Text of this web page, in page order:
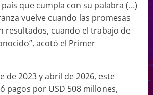
que cumpla con su palabra (…)
vuelve cuando las promesas
resultados, cuando el trabajo de
acotó el Primer
de 2023 y abril de 2026, este
pagos por USD 508 millones,